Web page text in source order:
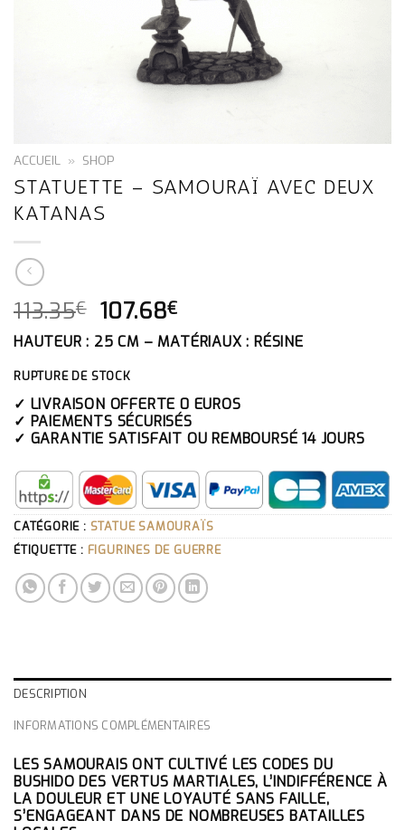
ACCUEIL » SHOP
STATUETTE – SAMOURAÏ AVEC DEUX
KATANAS
113.35€ LE
PRIX
INITIAL
ÉTAIT :
113.35€.
107.68€
PRIX
ACTUEL
107.68€.
HAUTEUR : 25 CM – MATÉRIAUX : RÉSINE
RUPTURE DE STOCK
✓ LIVRAISON OFFERTE 0 EUROS
✓ PAIEMENTS SÉCURISÉS
✓ GARANTIE SATISFAIT OU REMBOURSÉ 14 JOURS
CATÉGORIE : STATUE SAMOURAÏS
ÉTIQUETTE : FIGURINES DE GUERRE
DESCRIPTION
INFORMATIONS COMPLÉMENTAIRES
LES SAMOURAIS ONT CULTIVÉ LES CODES DU
BUSHIDO DES VERTUS MARTIALES, L’INDIFFÉRENCE À
LA DOULEUR ET UNE LOYAUTÉ SANS FAILLE,
S’ENGAGEANT DANS DE NOMBREUSES BATAILLES